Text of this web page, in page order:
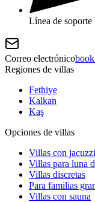
Línea de
Correo electrónico
Regiones de villas
Fethiye
Kalkan
Kaş
Opciones de villas
Villas con jacuzzi
Villas para luna
Villas discretas
Para familias
Villas con sauna